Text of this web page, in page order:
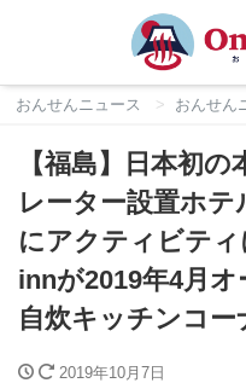
おんせんニュース おんせん
【福島】日本初
レーター設置ホテ
にアクティビテ
innが2019年4月
自炊キッチンコー
2019年10月7日